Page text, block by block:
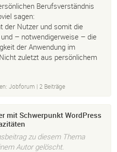
Berufsverständnis
sagen:
der Nutzer und somit die
– notwendigerweise – die
der Anwendung im
zuletzt aus persönlichem
Jobforum | 2 Beiträge
mit Schwerpunkt WordPress
zu diesem Thema
Autor gelöscht.